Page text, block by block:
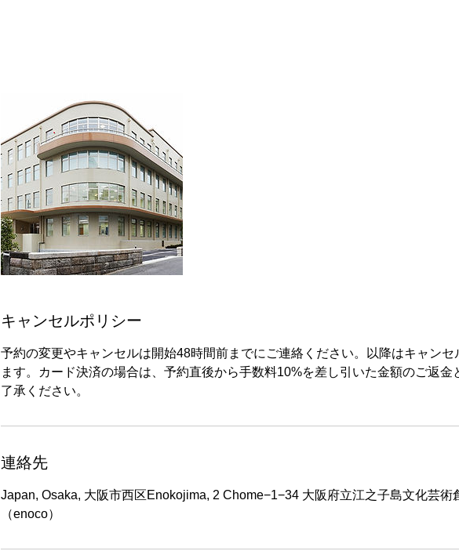
キャンセルポリシー
予約の変更やキャンセルは開始48時間前までにご連絡ください。以降はキャンセ
ます。カード決済の場合は、予約直後から手数料10%を差し引いた金額のご返金
了承ください。
連絡先
Japan, Osaka, 大阪市西区Enokojima, 2 Chome−1−34 大阪府立江之子島文化芸術
（enoco）